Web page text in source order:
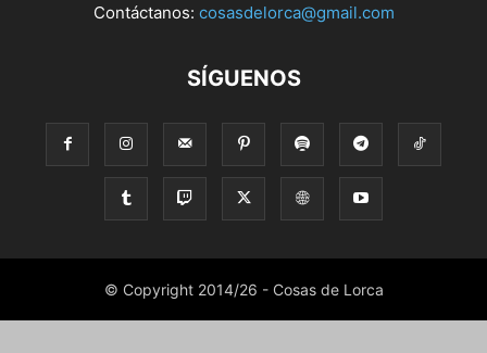
Contáctanos: cosasdelorca@gmail.com
SÍGUENOS
© Copyright 2014/26 - Cosas de Lorca